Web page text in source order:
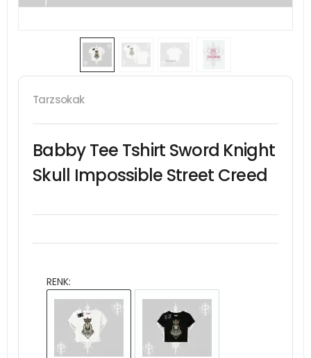
Tarzsokak
Babby Tee Tshirt Sword Knight
Skull Impossible Street Creed
RENK: